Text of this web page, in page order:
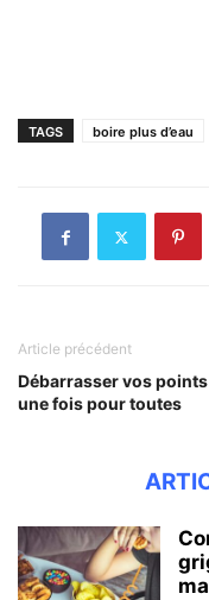
TAGS boire plus d’eau
Article précédent
Débarrasser vos
une fois pour toutes